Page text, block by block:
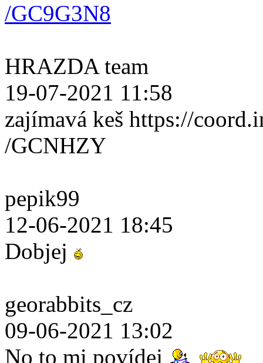
/GC9G3N8
HRAZDA team
19-07-2021 11:58
zajímavá keš https://
/GCNHZY
pepik99
12-06-2021 18:45
Dobjej
georabbits_cz
09-06-2021 13:02
No to mi povídej